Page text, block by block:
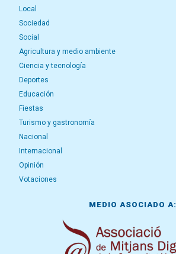
Local
Sociedad
Social
Agricultura y medio ambiente
Ciencia y tecnología
Deportes
Educación
Fiestas
Turismo y gastronomía
Nacional
Internacional
Opinión
Votaciones
MEDIO ASOCIADO A: